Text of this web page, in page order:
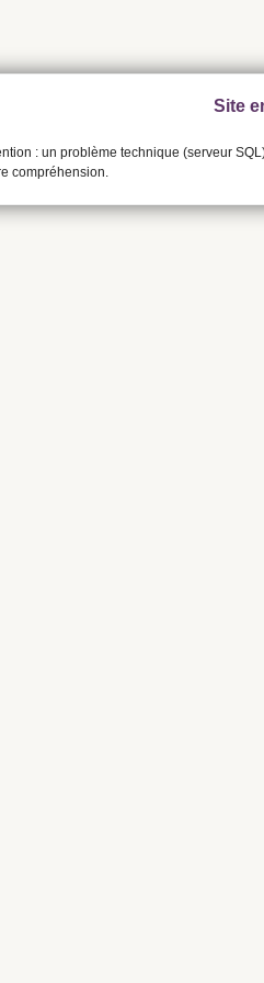
Site
: un problème technique (serveur
compréhension.